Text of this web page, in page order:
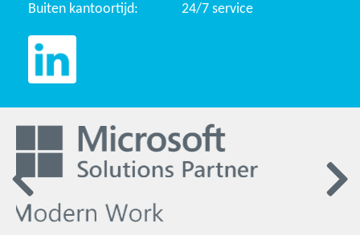
Buiten kantoortijd:
24/7 service